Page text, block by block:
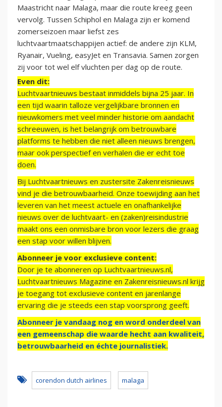
Maastricht naar Malaga, maar die route kreeg geen
vervolg. Tussen Schiphol en Malaga zijn er komend
zomerseizoen maar liefst zes
luchtvaartmaatschappijen actief: de andere zijn KLM,
Ryanair, Vueling, easyJet en Transavia. Samen zorgen
zij voor tot wel elf vluchten per dag op de route.
Even dit:
Luchtvaartnieuws bestaat inmiddels bijna 25 jaar. In
een tijd waarin talloze vergelijkbare bronnen en
nieuwkomers met veel minder historie om aandacht
schreeuwen, is het belangrijk om betrouwbare
platforms te hebben die niet alleen nieuws brengen,
maar ook perspectief en verhalen die er echt toe
doen.
Bij Luchtvaartnieuws en zustersite Zakenreisnieuws
vind je die betrouwbaarheid. Onze toewijding aan het
leveren van het meest actuele en onafhankelijke
nieuws over de luchtvaart- en (zaken)reisindustrie
maakt ons een onmisbare bron voor lezers die graag
een stap voor willen blijven.
Abonneer je voor exclusieve content:
Door je te abonneren op Luchtvaartnieuws.nl,
Luchtvaartnieuws Magazine en Zakenreisnieuws.nl krijg
je toegang tot exclusieve content en jarenlange
ervaring die je steeds een stap voorsprong geeft.
Abonneer je vandaag nog en word onderdeel van
een gemeenschap die waarde hecht aan kwaliteit,
betrouwbaarheid en échte journalistiek.
corendon dutch airlines malaga